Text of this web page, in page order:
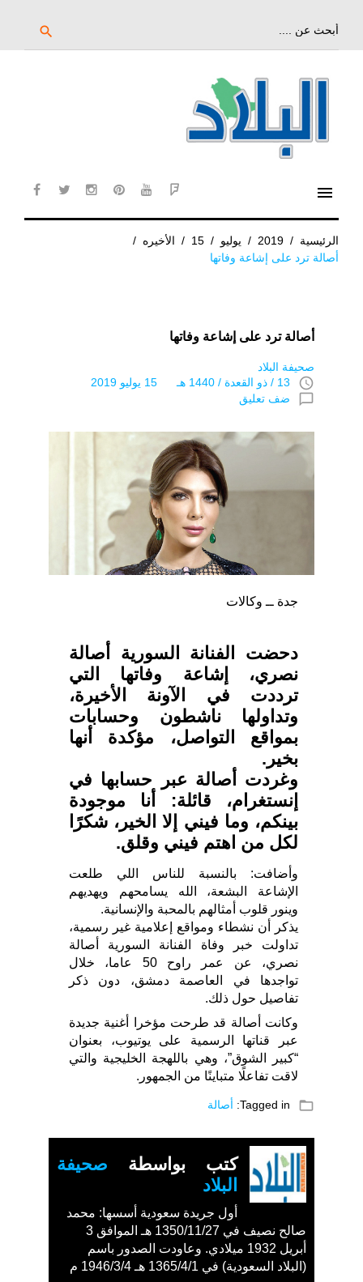
search
menu
الرئيسية /
2019
/ يوليو /
15
/ الأخيره /
أصالة ترد على إشاعة وفاتها
أصالة ترد على إشاعة وفاتها
صحيفة البلاد
access_time 13 / ذو القعدة / 1440 هـ 15 يوليو 2019
chat_bubble_outline ضف تعليق
جدة ــ وكالات
دحضت الفنانة السورية أصالة
نصري، إشاعة وفاتها التي
ترددت في الآونة الأخيرة،
وتداولها ناشطون وحسابات
بمواقع التواصل، مؤكدة أنها
بخير.
وغردت أصالة عبر حسابها في
إنستغرام، قائلة: أنا موجودة
بينكم، وما فيني إلا الخير، شكرًا
لكل من اهتم فيني وقلق.
وأضافت: بالنسبة للناس اللي طلعت
الإشاعة البشعة، الله يسامحهم ويهديهم
وينور قلوب أمثالهم بالمحبة والإنسانية.
يذكر أن نشطاء ومواقع إعلامية غير رسمية،
تداولت خبر وفاة الفنانة السورية أصالة
نصري، عن عمر راوح 50 عاما، خلال
تواجدها في العاصمة دمشق، دون ذكر
تفاصيل حول ذلك.
وكانت أصالة قد طرحت مؤخرا أغنية جديدة
عبر قناتها الرسمية على يوتيوب، بعنوان
“كبير الشوق”، وهي باللهجة الخليجية والتي
لاقت تفاعلًا متباينًا من الجمهور.
folder_open
Tagged in: أصالة
كتب بواسطة صحيفة
البلاد
أول جريدة سعودية أسسها: محمد
صالح نصيف في 1350/11/27 هـ الموافق 3
أبريل 1932 ميلادي. وعاودت الصدور باسم
(البلاد السعودية) في 1365/4/1 هـ 1946/3/4 م